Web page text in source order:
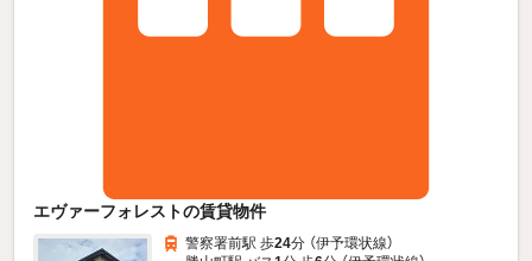
エヴァーフォレストの賃貸物件
警察署前駅 歩24分 （伊予環状線）